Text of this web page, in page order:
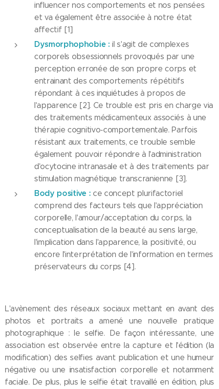
influencer nos comportements et nos pensées
et va également être associée à notre état
affectif [1]
Dysmorphophobie : il s'agit de complexes
corporels obsessionnels provoqués par une
perception erronée de son propre corps et
entrainant des comportements répétitifs
répondant à ces inquiétudes à propos de
l'apparence [2]. Ce trouble est pris en charge via
des traitements médicamenteux associés à une
thérapie cognitivo-comportementale. Parfois
résistant aux traitements, ce trouble semble
également pouvoir répondre à l'administration
d'ocytocine intranasale et à des traitements par
stimulation magnétique transcranienne [3].
Body positive : ce concept plurifactoriel
comprend des facteurs tels que l'appréciation
corporelle, l'amour/acceptation du corps, la
conceptualisation de la beauté au sens large,
l'implication dans l'apparence, la positivité, ou
encore l'interprétation de l'information en termes
préservateurs du corps [4].
L'avènement des réseaux sociaux mettant en avant des
photos et portraits a amené une nouvelle pratique
photographique : le selfie. De façon intéressante, une
association est observée entre la capture et l'édition (la
modification) des selfies avant publication et une humeur
négative ou une insatisfaction corporelle et notamment
faciale. De plus, plus le selfie était travaillé en édition, plus